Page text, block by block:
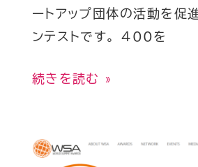
ートアップ団体の活動を促
ンテストです。 400を
続きを読む »
WheeLog!